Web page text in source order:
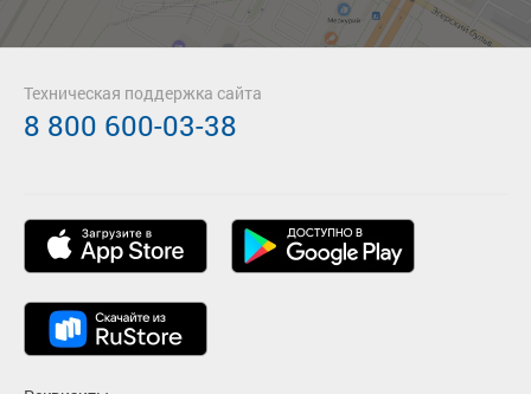
Техническая поддержка сайта
8 800 600-03-38